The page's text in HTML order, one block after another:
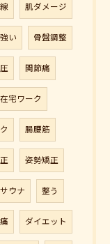
肌ダメージ
い 骨盤調整
関節痛
在宅ワーク
腸腰筋
姿勢矯正
サウナ 整う
ダイエット